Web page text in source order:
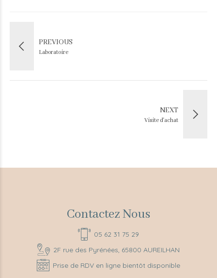
PREVIOUS
Laboratoire
NEXT
Visite d'achat
Contactez Nous
05 62 31 75 29
2F rue des Pyrénées, 65800 AUREILHAN
Prise de RDV en ligne bientôt disponible